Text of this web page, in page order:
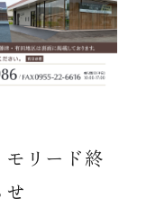
モリード終
せ